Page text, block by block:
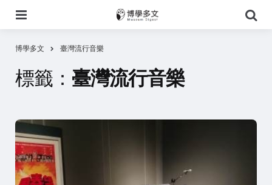
尋
博學多文 臺灣流行音樂
標籤： 臺灣流行音樂